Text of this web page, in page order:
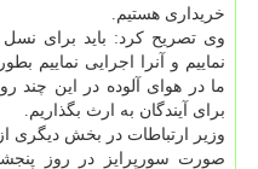
خریداری هستیم.
وی تصریح كرد: باید برای
نماییم و آنرا اجرایی نماییم
ما در هوای آلوده در این چند
برای آیندگان به ارث بگذاریم.
وزیر ارتباطات در بخش دیگری
صورت سورپرایز در روز